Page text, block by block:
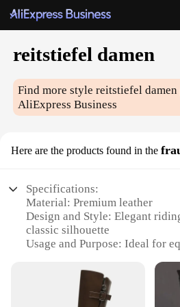
reitstiefel damen
Find more stylereitstiefel damen
AliExpress Business
Here are the products found in the
Specifications:
Material: Premium leather
Design and Style: Elegant
classic silhouette
Usage and Purpose: Ideal for
Performance and Property:
with excellent grip
Shape or Size or Weight or